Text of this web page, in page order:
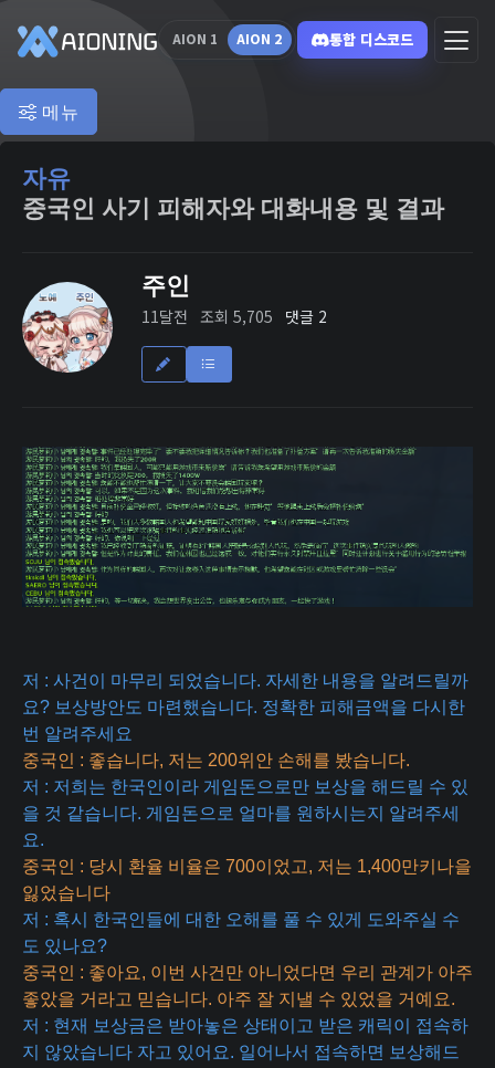
AION 1 AION 2 통합 디스코드
메뉴
자유
중국인 사기 피해자와 대화내용 및 결과
주인
11달전 조회 5,705 댓글 2
저 : 사건이 마무리 되었습니다. 자세한 내용을 알려드릴까
요? 보상방안도 마련했습니다. 정확한 피해금액을 다시한
번 알려주세요
중국인 : 좋습니다, 저는 200위안 손해를 봤습니다.
저 : 저희는 한국인이라 게임돈으로만 보상을 해드릴 수 있
을 것 같습니다. 게임돈으로 얼마를 원하시는지 알려주세
요.
중국인 : 당시 환율 비율은 700이었고, 저는 1,400만키나을
잃었습니다
저 : 혹시 한국인들에 대한 오해를 풀 수 있게 도와주실 수
도 있나요?
중국인 : 좋아요, 이번 사건만 아니었다면 우리 관계가 아주
좋았을 거라고 믿습니다. 아주 잘 지낼 수 있었을 거예요.
저 : 현재 보상금은 받아놓은 상태이고 받은 캐릭이 접속하
지 않았습니다 자고 있어요. 일어나서 접속하면 보상해드